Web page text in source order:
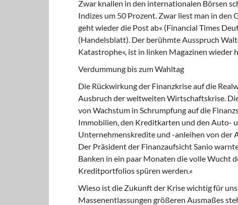
Zwar knallen in den internationalen Börsen
Indizes um 50 Prozent. Zwar liest man in
geht wieder die Post ab« (Financial Times
(Handelsblatt). Der berühmte Ausspruch
Katastrophe«, ist in linken Magazinen wieder
Verdummung bis zum Wahltag
Die Rückwirkung der Finanzkrise auf die
Ausbruch der weltweiten Wirtschaftskrise.
von Wachstum in Schrumpfung auf die
Immobilien, den Kreditkarten und den Auto-
Unternehmenskredite und -anleihen von der
Der Präsident der Finanzaufsicht Sanio
Banken in ein paar Monaten die volle Wucht
Kreditportfolios spüren werden.«
Wieso ist die Zukunft der Krise wichtig für
Massenentlassungen größeren Ausmaßes